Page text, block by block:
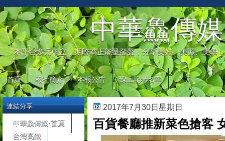
中華鱻傳媒
本平台多元中立，期盼為正能量發聲，分享美好、美麗、美學
首頁 報社簡介 本報公告 線上記者名單
2017年7月30日星期日
百貨餐廳推新菜色搶客
連結分享
中華鱻傳媒-首頁
台灣高鐵